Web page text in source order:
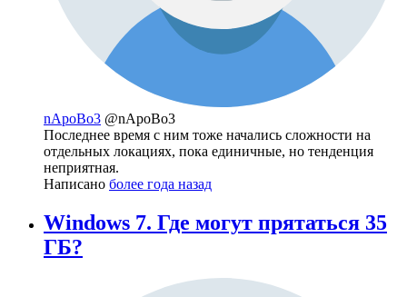
nApoBo3 @nApoBo3
Последнее время с ним тоже начались сложности на
отдельных локациях, пока единичные, но тенденция
неприятная.
Написано более года назад
Windows 7. Где могут прятаться 35
ГБ?